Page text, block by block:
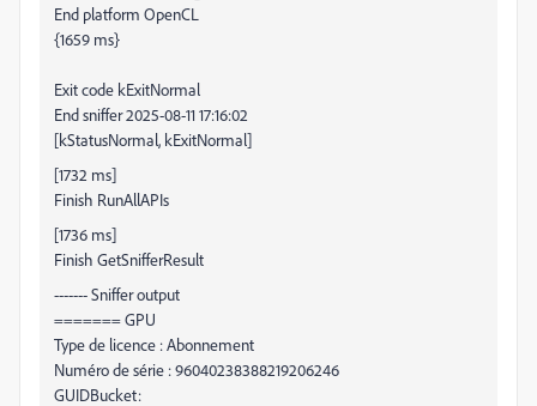
End platform OpenCL
{1659 ms}
Exit code kExitNormal
End sniffer 2025-08-11 17:16:02
[kStatusNormal, kExitNormal]
[1732 ms]
Finish RunAllAPIs
[1736 ms]
Finish GetSnifferResult
------- Sniffer output
======= GPU
Type de licence : Abonnement
Numéro de série : 96040238388219206246
GUIDBucket: